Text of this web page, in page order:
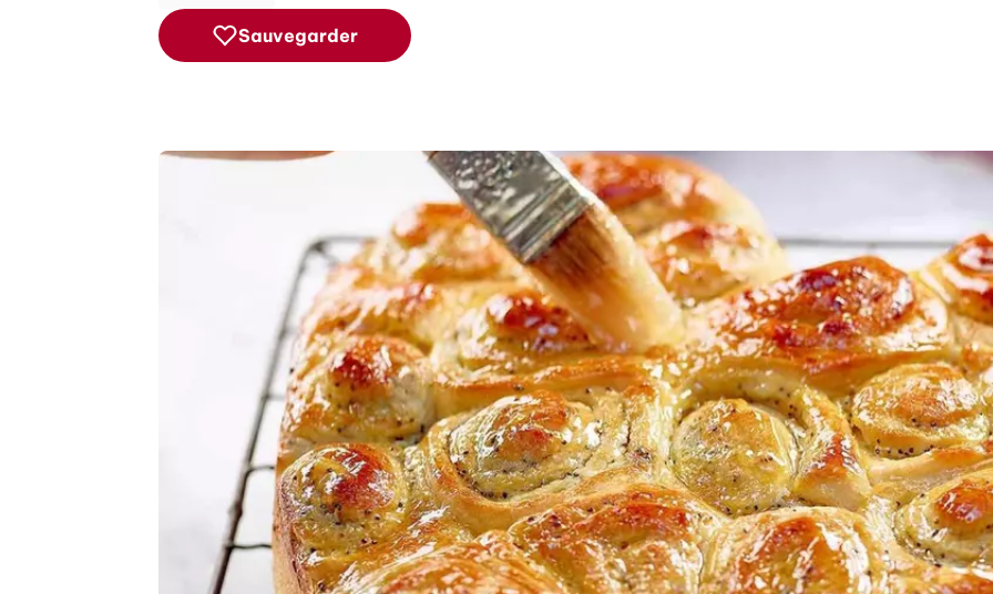
Sauvegarder